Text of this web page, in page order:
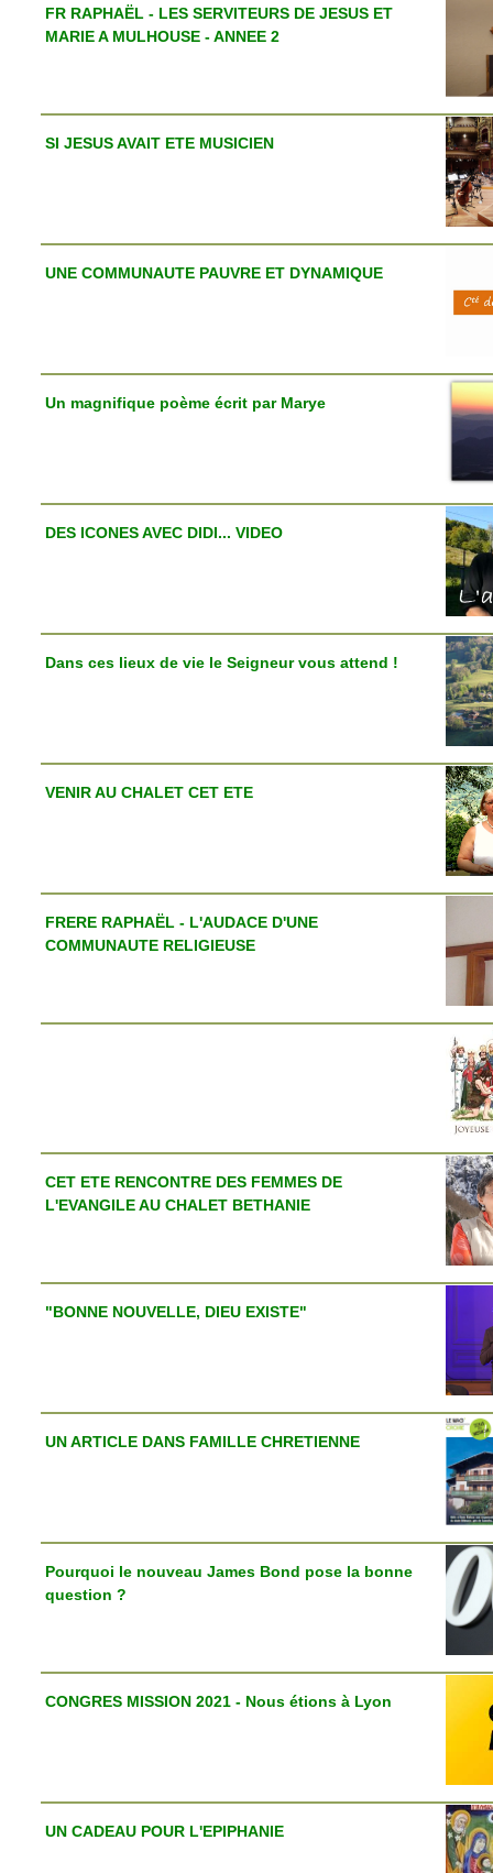
FR RAPHAËL - LES SERVITEURS DE JESUS ET
MARIE A MULHOUSE - ANNEE 2
SI JESUS AVAIT ETE MUSICIEN
UNE COMMUNAUTE PAUVRE ET DYNAMIQUE
Un magnifique poème écrit par Marye
DES ICONES AVEC DIDI... VIDEO
Dans ces lieux de vie le Seigneur vous attend !
VENIR AU CHALET CET ETE
FRERE RAPHAËL - L'AUDACE D'UNE
COMMUNAUTE RELIGIEUSE
CET ETE RENCONTRE DES FEMMES DE
L'EVANGILE AU CHALET BETHANIE
"BONNE NOUVELLE, DIEU EXISTE"
UN ARTICLE DANS FAMILLE CHRETIENNE
Pourquoi le nouveau James Bond pose la bonne
question ?
CONGRES MISSION 2021 - Nous étions à Lyon
UN CADEAU POUR L'EPIPHANIE